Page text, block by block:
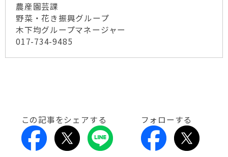
農産園芸課
野菜・花き振興グループ
木下均グループマネージャー
017-734-9485
この記事をシェアする フォローする